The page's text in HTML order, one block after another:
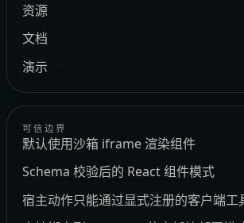
资源
文档
演示
可信边界
默认使用沙箱 iframe 渲染组件
Schema 校验后的 React 组件模式
宿主动作只能通过显式注册的客户端工